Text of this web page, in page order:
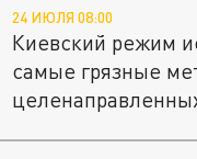
24 ИЮЛЯ 08:00
Киевский режим
самые грязные